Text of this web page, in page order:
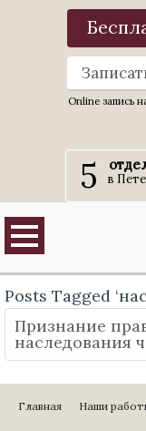
Online запись
5 в
Posts Tagged
Признание
наследования
Главная Наши